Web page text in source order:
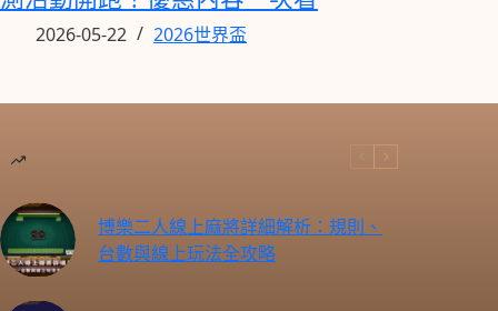
2026-05-22 2026世界盃
博樂二人線上麻將詳細解析：規則、
台數與線上玩法全攻略